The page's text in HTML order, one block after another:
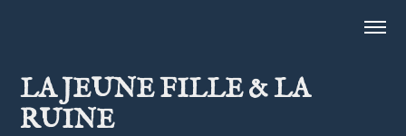
LA JEUNE FILLE & LA
RUINE